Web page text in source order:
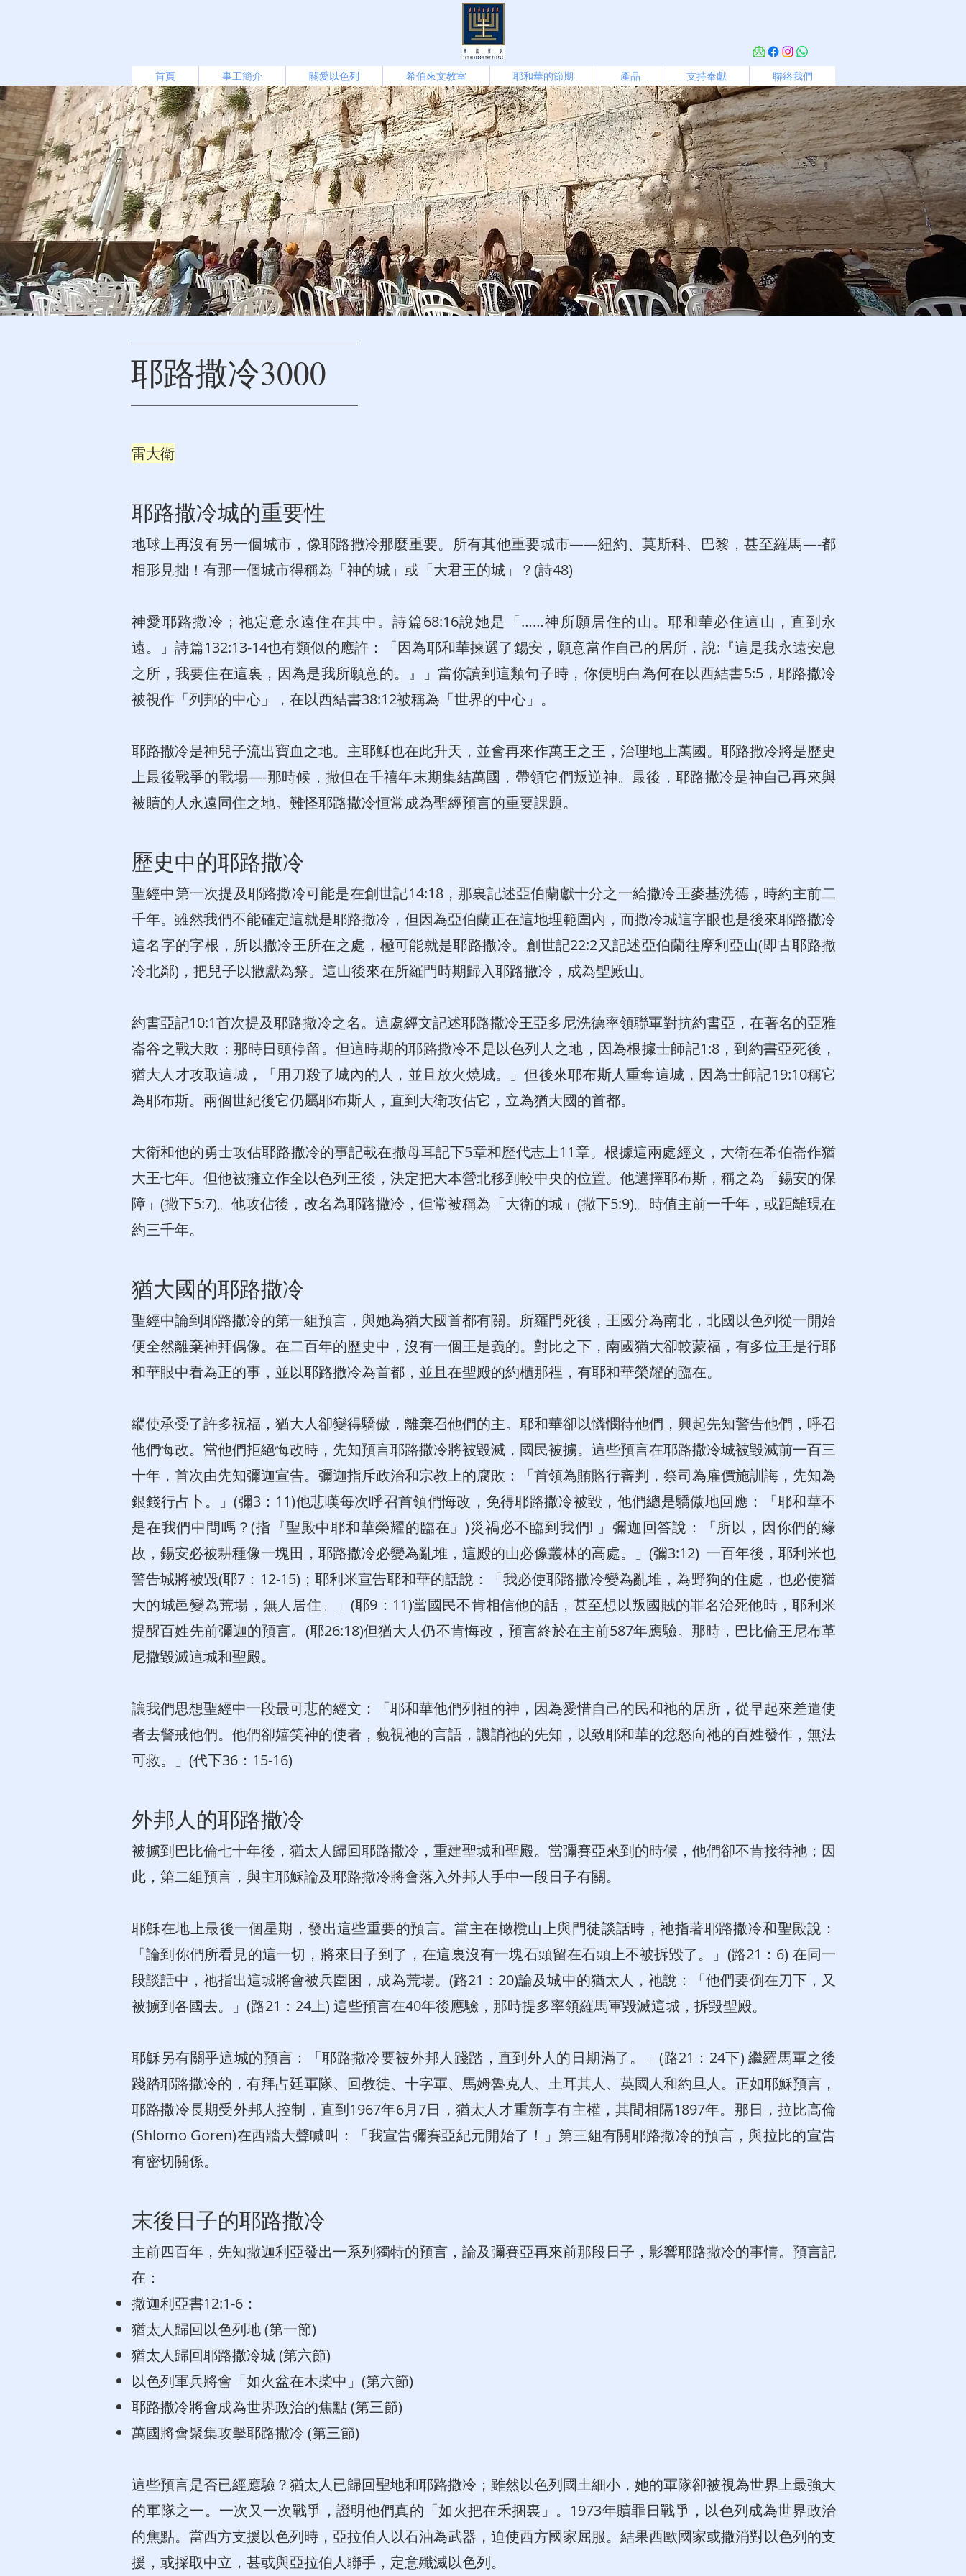
首頁 事工簡介 關愛以色列 希伯來文教室 耶和華的節期 產品 支持奉獻 聯絡我們
耶路撒冷3000
雷大衛
耶路撒冷城的重要性
地球上再沒有另一個城市，像耶路撒冷那麼重要。所有其他重要城市——紐約、莫斯科、巴黎，甚至羅馬—-都
相形見拙！有那一個城市得稱為「神的城」或「大君王的城」？(詩48)
神愛耶路撒冷；祂定意永遠住在其中。詩篇68:16說她是「……神所願居住的山。耶和華必住這山，直到永
遠。」詩篇132:13-14也有類似的應許：「因為耶和華揀選了錫安，願意當作自己的居所，說:『這是我永遠安息
之所，我要住在這裏，因為是我所願意的。』」當你讀到這類句子時，你便明白為何在以西結書5:5，耶路撒冷
被視作「列邦的中心」，在以西結書38:12被稱為「世界的中心」。
耶路撒冷是神兒子流出寶血之地。主耶穌也在此升天，並會再來作萬王之王，治理地上萬國。耶路撒冷將是歷史
上最後戰爭的戰場—-那時候，撒但在千禧年末期集結萬國，帶領它們叛逆神。最後，耶路撒冷是神自己再來與
被贖的人永遠同住之地。難怪耶路撒冷恒常成為聖經預言的重要課題。
歷史中的耶路撒冷
聖經中第一次提及耶路撒冷可能是在創世記14:18，那裏記述亞伯蘭獻十分之一給撒冷王麥基洗德，時約主前二
千年。雖然我們不能確定這就是耶路撒冷，但因為亞伯蘭正在這地理範圍內，而撒冷城這字眼也是後來耶路撒冷
這名字的字根，所以撒冷王所在之處，極可能就是耶路撒冷。創世記22:2又記述亞伯蘭往摩利亞山(即古耶路撒
冷北鄰)，把兒子以撒獻為祭。這山後來在所羅門時期歸入耶路撒冷，成為聖殿山。
約書亞記10:1首次提及耶路撒冷之名。這處經文記述耶路撒冷王亞多尼洗德率領聯軍對抗約書亞，在著名的亞雅
崙谷之戰大敗；那時日頭停留。但這時期的耶路撒冷不是以色列人之地，因為根據士師記1:8，到約書亞死後，
猶大人才攻取這城，「用刀殺了城內的人，並且放火燒城。」但後來耶布斯人重奪這城，因為士師記19:10稱它
為耶布斯。兩個世紀後它仍屬耶布斯人，直到大衛攻佔它，立為猶大國的首都。
大衛和他的勇士攻佔耶路撒冷的事記載在撒母耳記下5章和歷代志上11章。根據這兩處經文，大衛在希伯崙作猶
大王七年。但他被擁立作全以色列王後，決定把大本營北移到較中央的位置。他選擇耶布斯，稱之為「錫安的保
障」(撒下5:7)。他攻佔後，改名為耶路撒冷，但常被稱為「大衛的城」(撒下5:9)。時值主前一千年，或距離現在
約三千年。
猶大國的耶路撒冷
聖經中論到耶路撒冷的第一組預言，與她為猶大國首都有關。所羅門死後，王國分為南北，北國以色列從一開始
便全然離棄神拜偶像。在二百年的歷史中，沒有一個王是義的。對比之下，南國猶大卻較蒙福，有多位王是行耶
和華眼中看為正的事，並以耶路撒冷為首都，並且在聖殿的約櫃那裡，有耶和華榮耀的臨在。
縱使承受了許多祝福，猶大人卻變得驕傲，離棄召他們的主。耶和華卻以憐憫待他們，興起先知警告他們，呼召
他們悔改。當他們拒絕悔改時，先知預言耶路撒冷將被毀滅，國民被擄。這些預言在耶路撒冷城被毀滅前一百三
十年，首次由先知彌迦宣告。彌迦指斥政治和宗教上的腐敗：「首領為賄賂行審判，祭司為雇價施訓誨，先知為
銀錢行占卜。」(彌3：11)他悲嘆每次呼召首領們悔改，免得耶路撒冷被毀，他們總是驕傲地回應：「耶和華不
是在我們中間嗎？(指『聖殿中耶和華榮耀的臨在』)災禍必不臨到我們! 」彌迦回答說：「所以，因你們的緣
故，錫安必被耕種像一塊田，耶路撒冷必變為亂堆，這殿的山必像叢林的高處。」(彌3:12) 一百年後，耶利米也
警告城將被毀(耶7：12-15)；耶利米宣告耶和華的話說：「我必使耶路撒冷變為亂堆，為野狗的住處，也必使猶
大的城邑變為荒場，無人居住。」(耶9：11)當國民不肯相信他的話，甚至想以叛國賊的罪名治死他時，耶利米
提醒百姓先前彌迦的預言。(耶26:18)但猶大人仍不肯悔改，預言終於在主前587年應驗。那時，巴比倫王尼布革
尼撒毀滅這城和聖殿。
讓我們思想聖經中一段最可悲的經文：「耶和華他們列祖的神，因為愛惜自己的民和祂的居所，從早起來差遣使
者去警戒他們。他們卻嬉笑神的使者，藐視祂的言語，譏誚祂的先知，以致耶和華的忿怒向祂的百姓發作，無法
可救。」(代下36：15-16)
外邦人的耶路撒冷
被擄到巴比倫七十年後，猶太人歸回耶路撒冷，重建聖城和聖殿。當彌賽亞來到的時候，他們卻不肯接待祂；因
此，第二組預言，與主耶穌論及耶路撒冷將會落入外邦人手中一段日子有關。
耶穌在地上最後一個星期，發出這些重要的預言。當主在橄欖山上與門徒談話時，祂指著耶路撒冷和聖殿說：
「論到你們所看見的這一切，將來日子到了，在這裏沒有一塊石頭留在石頭上不被拆毀了。」(路21：6) 在同一
段談話中，祂指出這城將會被兵圍困，成為荒場。(路21：20)論及城中的猶太人，祂說：「他們要倒在刀下，又
被擄到各國去。」(路21：24上) 這些預言在40年後應驗，那時提多率領羅馬軍毀滅這城，拆毀聖殿。
耶穌另有關乎這城的預言：「耶路撒冷要被外邦人踐踏，直到外人的日期滿了。」(路21：24下) 繼羅馬軍之後
踐踏耶路撒冷的，有拜占廷軍隊、回教徒、十字軍、馬姆魯克人、土耳其人、英國人和約旦人。正如耶穌預言，
耶路撒冷長期受外邦人控制，直到1967年6月7日，猶太人才重新享有主權，其間相隔1897年。那日，拉比高倫
(Shlomo Goren)在西牆大聲喊叫：「我宣告彌賽亞紀元開始了！」第三組有關耶路撒冷的預言，與拉比的宣告
有密切關係。
末後日子的耶路撒冷
主前四百年，先知撒迦利亞發出一系列獨特的預言，論及彌賽亞再來前那段日子，影響耶路撒冷的事情。預言記
在：
撒迦利亞書12:1-6：
猶太人歸回以色列地 (第一節)
猶太人歸回耶路撒冷城 (第六節)
以色列軍兵將會「如火盆在木柴中」(第六節)
耶路撒冷將會成為世界政治的焦點 (第三節)
萬國將會聚集攻擊耶路撒冷 (第三節)
這些預言是否已經應驗？猶太人已歸回聖地和耶路撒冷；雖然以色列國土細小，她的軍隊卻被視為世界上最強大
的軍隊之一。一次又一次戰爭，證明他們真的「如火把在禾捆裏」。1973年贖罪日戰爭，以色列成為世界政治
的焦點。當西方支援以色列時，亞拉伯人以石油為武器，迫使西方國家屈服。結果西歐國家或撒消對以色列的支
援，或採取中立，甚或與亞拉伯人聯手，定意殲滅以色列。